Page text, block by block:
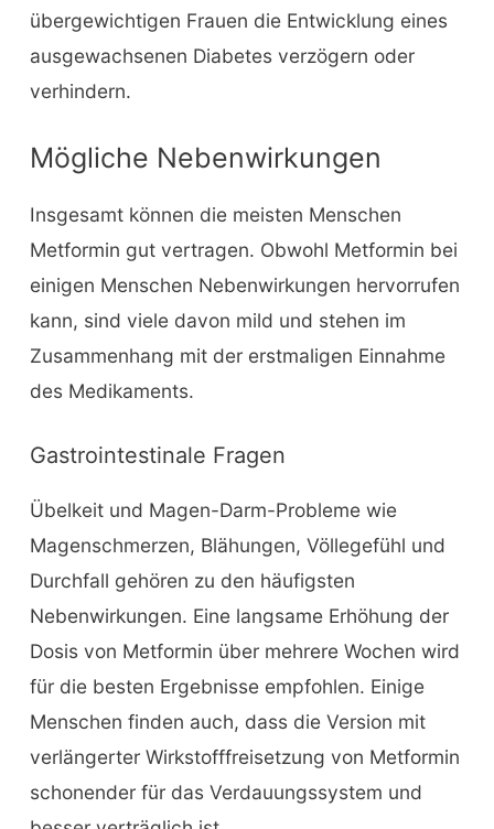
übergewichtigen Frauen die Entwicklung eines
ausgewachsenen Diabetes verzögern oder
verhindern.
Mögliche Nebenwirkungen
Insgesamt können die meisten Menschen
Metformin gut vertragen. Obwohl Metformin bei
einigen Menschen Nebenwirkungen hervorrufen
kann, sind viele davon mild und stehen im
Zusammenhang mit der erstmaligen Einnahme
des Medikaments.
Gastrointestinale Fragen
Übelkeit und Magen-Darm-Probleme wie
Magenschmerzen, Blähungen, Völlegefühl und
Durchfall gehören zu den häufigsten
Nebenwirkungen. Eine langsame Erhöhung der
Dosis von Metformin über mehrere Wochen wird
für die besten Ergebnisse empfohlen. Einige
Menschen finden auch, dass die Version mit
verlängerter Wirkstofffreisetzung von Metformin
schonender für das Verdauungssystem und